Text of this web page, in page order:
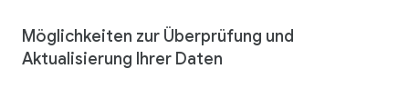
Möglichkeiten zur Überprüfung und
Aktualisierung Ihrer Daten